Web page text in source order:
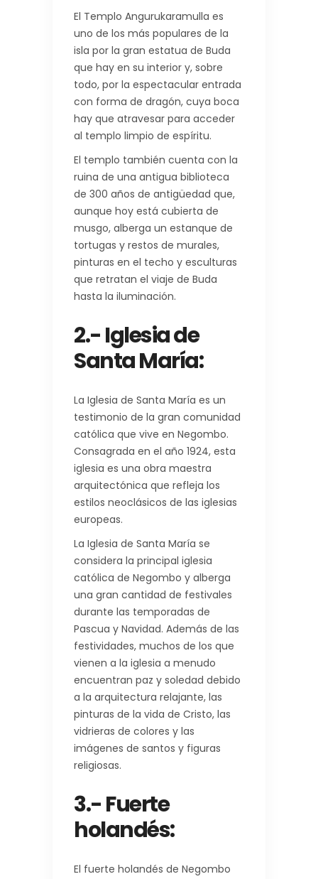
El Templo Angurukaramulla es
uno de los más populares de la
isla por la gran estatua de Buda
que hay en su interior y, sobre
todo, por la espectacular entrada
con forma de dragón, cuya boca
hay que atravesar para acceder
al templo limpio de espíritu.
El templo también cuenta con la
ruina de una antigua biblioteca
de 300 años de antigüedad que,
aunque hoy está cubierta de
musgo, alberga un estanque de
tortugas y restos de murales,
pinturas en el techo y esculturas
que retratan el viaje de Buda
hasta la iluminación.
2.- Iglesia de
Santa María:
La Iglesia de Santa María es un
testimonio de la gran comunidad
católica que vive en Negombo.
Consagrada en el año 1924, esta
iglesia es una obra maestra
arquitectónica que refleja los
estilos neoclásicos de las iglesias
europeas.
La Iglesia de Santa María se
considera la principal iglesia
católica de Negombo y alberga
una gran cantidad de festivales
durante las temporadas de
Pascua y Navidad. Además de las
festividades, muchos de los que
vienen a la iglesia a menudo
encuentran paz y soledad debido
a la arquitectura relajante, las
pinturas de la vida de Cristo, las
vidrieras de colores y las
imágenes de santos y figuras
religiosas.
3.- Fuerte
holandés:
El fuerte holandés de Negombo